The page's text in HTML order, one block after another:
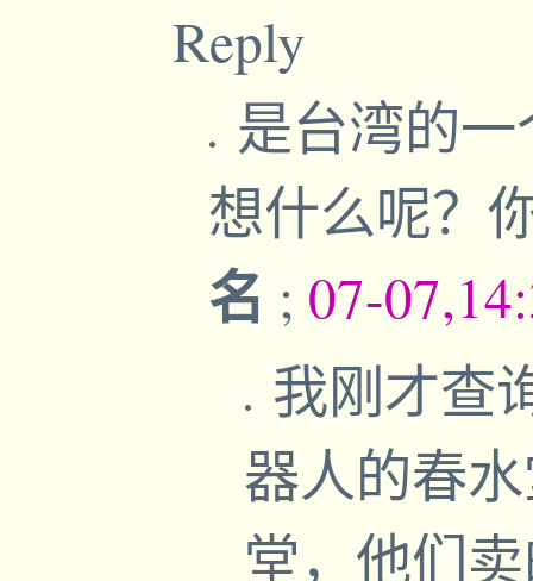
Reply
是台湾的
想什么呢？
名 ; 07-
我刚才查
器人的春
堂，他们